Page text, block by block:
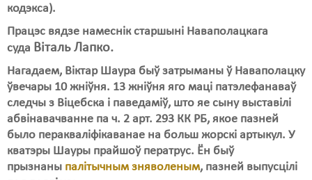
кодэкса).
Працэс вядзе намеснік старшыні Наваполацкага
суда Віталь Лапко.
Нагадаем, Віктар Шаура быў затрыманы ў Наваполацку
ўвечары 10 жніўня. 13 жніўня яго маці патэлефанаваў
следчы з Віцебска і паведаміў, што яе сыну выставілі
абвінавачванне па ч. 2 арт. 293 КК РБ, якое пазней
было перакваліфікаванае на больш жорскі артыкул. У
кватэры Шауры прайшоў ператрус. Ён быў
прызнаны палітычным зняволеным, пазней выпусцілі
Праваабаронцы
Правы дзіцяці
Пэнітэнцыярная сыстэма
Распальваньне варожасьці
Рознае